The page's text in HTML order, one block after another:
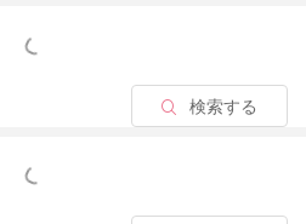
2025/9/13 21:40
と見る
検索する
と見る